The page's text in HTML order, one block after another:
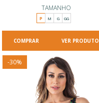
TAMANHO
P M G GG
VER PRODUTO
-30%